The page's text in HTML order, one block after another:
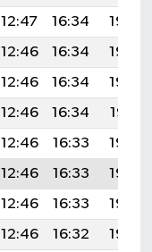
12:47 16:34
19:50
12:46 16:34
19:49
12:46 16:34
19:48
12:46 16:34
19:47
12:46 16:33
19:46
12:46 16:33
19:45
12:46 16:33
19:44
12:46 16:32
19:43